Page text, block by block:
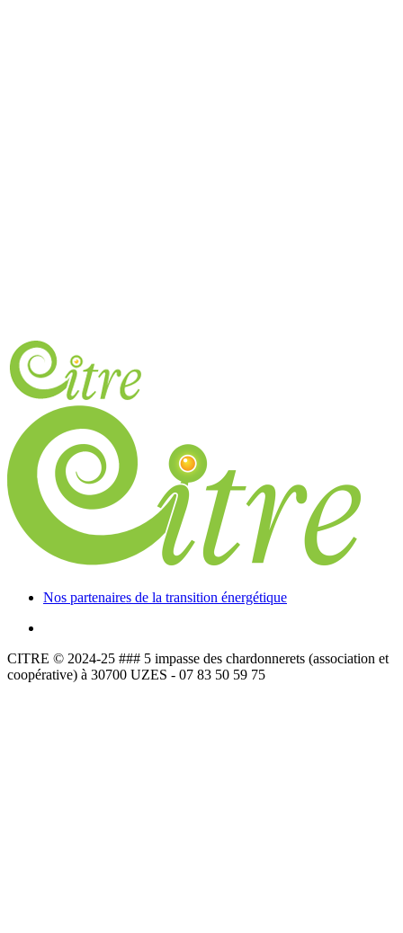
Nos partenaires de la transition énergétique
CITRE © 2024-25 ### 5 impasse des chardonnerets (association et
coopérative) à 30700 UZES - 07 83 50 59 75